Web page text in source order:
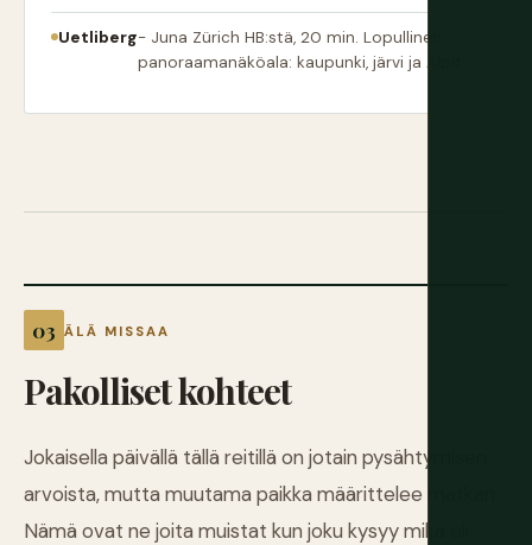
Uetliberg- Juna Zürich HB:stä, 20 min. Lopullinen
panoraamanäköala: kaupunki, järvi ja Alpit
ÄLÄ MISSAA
Pakolliset kohteet
Jokaisella päivällä tällä reitillä on jotain pysähtymisen
arvoista, mutta muutama paikka määrittelee matkan.
Nämä ovat ne joita muistat kun joku kysyy mikä oli